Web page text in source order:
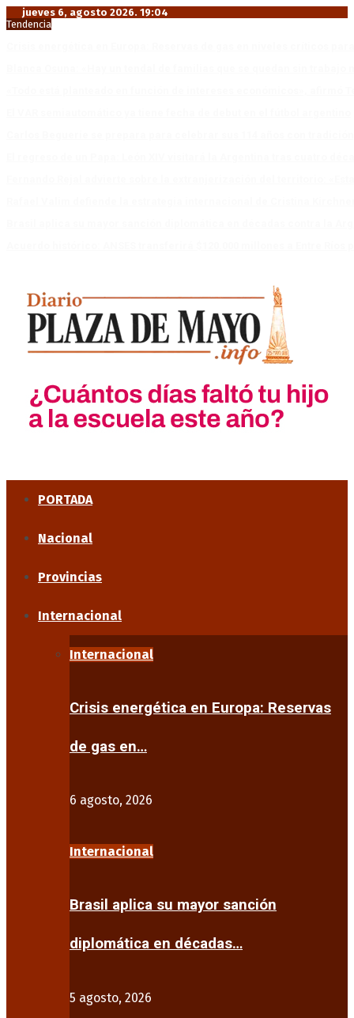
jueves 6, agosto 2026. 19:04
Tendencia
PORTADA
Nacional
Provincias
Internacional
Internacional
Crisis energética en Europa: Reservas
de gas en…
6 agosto, 2026
Internacional
Brasil aplica su mayor sanción
diplomática en décadas…
5 agosto, 2026